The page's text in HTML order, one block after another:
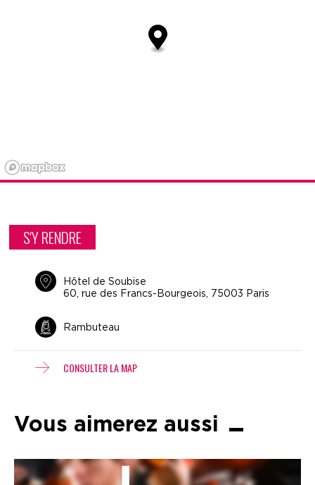
S'Y RENDRE
Hôtel de Soubise
60, rue des Francs-Bourgeois, 75003 Paris
Rambuteau
CONSULTER LA MAP
Vous aimerez aussi